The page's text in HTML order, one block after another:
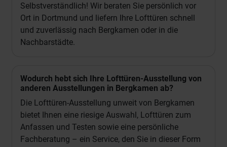
Selbstverständlich! Wir beraten Sie persönlich vor
Ort in Dortmund und liefern Ihre Lofttüren schnell
und zuverlässig nach Bergkamen oder in die
Nachbarstädte.
Wodurch hebt sich Ihre Lofttüren-Ausstellung von
anderen Ausstellungen in Bergkamen ab?
Die Lofttüren-Ausstellung unweit von Bergkamen
bietet Ihnen eine riesige Auswahl, Lofttüren zum
Anfassen und Testen sowie eine persönliche
Fachberatung – ein Service, den Sie in dieser Form